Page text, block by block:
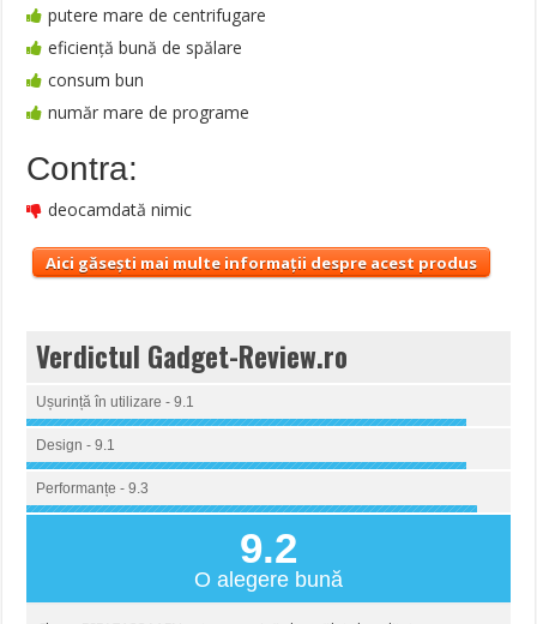
putere mare de centrifugare
eficiență bună de spălare
consum bun
număr mare de programe
Contra:
deocamdată nimic
Aici găsești mai multe informații despre acest produs
Verdictul Gadget-Review.ro
Ușurință în utilizare - 9.1
Design - 9.1
Performanțe - 9.3
9.2
O alegere bună